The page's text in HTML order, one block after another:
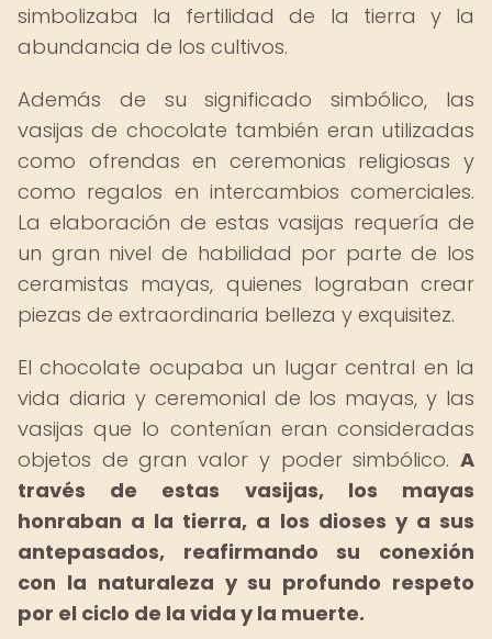
simbolizaba la fertilidad de la tierra y la
abundancia de los cultivos.
Además de su significado simbólico, las
vasijas de chocolate también eran utilizadas
como ofrendas en ceremonias religiosas y
como regalos en intercambios comerciales.
La elaboración de estas vasijas requería de
un gran nivel de habilidad por parte de los
ceramistas mayas, quienes lograban crear
piezas de extraordinaria belleza y exquisitez.
El chocolate ocupaba un lugar central en la
vida diaria y ceremonial de los mayas, y las
vasijas que lo contenían eran consideradas
objetos de gran valor y poder simbólico. A
través de estas vasijas, los mayas
honraban a la tierra, a los dioses y a sus
antepasados, reafirmando su conexión
con la naturaleza y su profundo respeto
por el ciclo de la vida y la muerte.